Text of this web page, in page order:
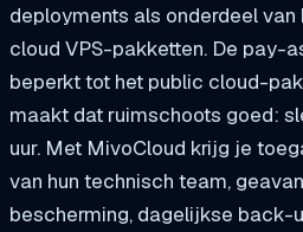
deployments als onderdeel
cloud VPS-pakketten. De pay-
beperkt tot het public cloud-
maakt dat ruimschoots goed:
uur. Met MivoCloud krijg je
van hun technisch team,
bescherming, dagelijkse back-